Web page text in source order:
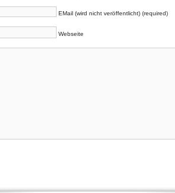
EMail (wird nicht veröffentlicht) (required)
Webseite